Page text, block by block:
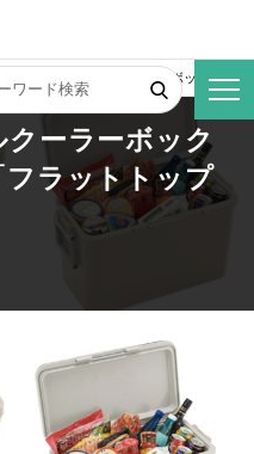
メリのオリジナルクーラーボックスが
ーラーボック
ラットトップ